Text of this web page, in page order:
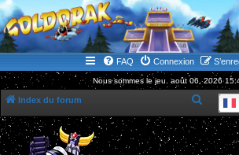
WWW.GOLDORAKGO.COM
le site de la Lune Rouge
FAQ Connexion
Nous sommes le jeu. août 06, 2026
Index du forum
e
c